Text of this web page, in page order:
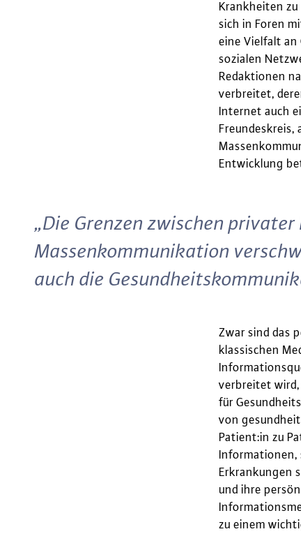
Krankheiten
sich in Foren
eine Vielfalt an
sozialen
Redaktionen
verbreitet,
Internet auch
Entwicklung
„Die Grenzen zwischen
Massenkommunikation
auch die
Zwar sind das
klassischen
verbreitet wird,
für
von
Patient:in zu
Informationen,
Erkrankungen
und ihre
zu einem